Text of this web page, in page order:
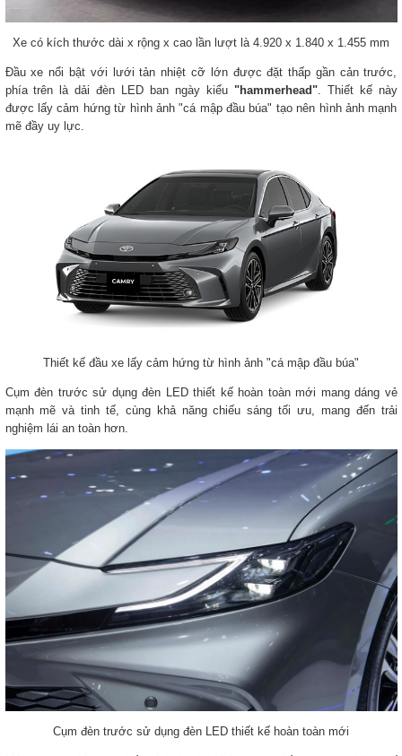
Xe có kích thước dài x rộng x cao lần lượt là 4.920 x 1.840 x 1.455 mm
Đầu xe nổi bật với lưới tản nhiệt cỡ lớn được đặt thấp gần cản trước,
phía trên là dải đèn LED ban ngày kiểu "hammerhead". Thiết kế này
được lấy cảm hứng từ hình ảnh "cá mập đầu búa" tạo nên hình ảnh mạnh
mẽ đầy uy lực.
Thiết kế đầu xe lấy cảm hứng từ hình ảnh "cá mập đầu búa"
Cụm đèn trước sử dụng đèn LED thiết kế hoàn toàn mới mang dáng vẻ
mạnh mẽ và tinh tế, cùng khả năng chiếu sáng tối ưu, mang đến trải
nghiệm lái an toàn hơn.
Cụm đèn trước sử dụng đèn LED thiết kế hoàn toàn mới